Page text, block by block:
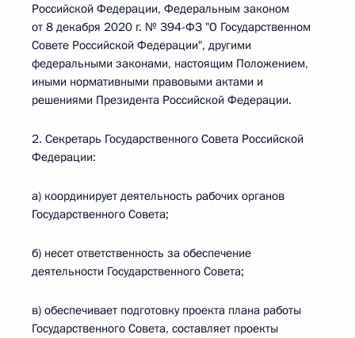
Российской Федерации, Федеральным законом
от 8 декабря 2020 г. № 394-ФЗ "О Государственном
Совете Российской Федерации", другими
федеральными законами, настоящим Положением,
иными нормативными правовыми актами и
решениями Президента Российской Федерации.
2. Секретарь Государственного Совета Российской
Федерации:
а) координирует деятельность рабочих органов
Государственного Совета;
б) несет ответственность за обеспечение
деятельности Государственного Совета;
в) обеспечивает подготовку проекта плана работы
Государственного Совета, составляет проекты